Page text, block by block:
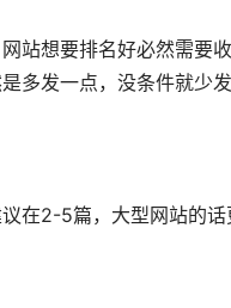
多发一点，没条件就少